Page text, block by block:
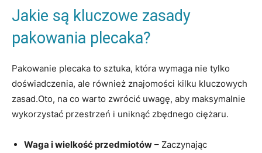
Jakie są kluczowe zasady
pakowania plecaka?
Pakowanie plecaka to sztuka, która wymaga nie tylko
doświadczenia, ​ale również znajomości kilku kluczowych
zasad.Oto, na co warto zwrócić uwagę, aby maksymalnie
wykorzystać przestrzeń i uniknąć zbędnego ⁣ciężaru.
Waga i wielkość przedmiotów – Zaczynając